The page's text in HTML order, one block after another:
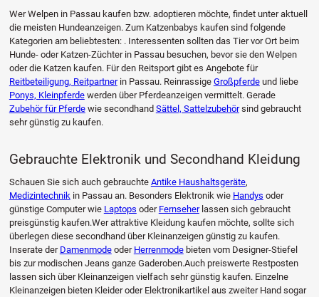
Wer Welpen in Passau kaufen bzw. adoptieren möchte, findet unter aktuell
die meisten Hundeanzeigen. Zum Katzenbabys kaufen sind folgende
Kategorien am beliebtesten: . Interessenten sollten das Tier vor Ort beim
Hunde- oder Katzen-Züchter in Passau besuchen, bevor sie den Welpen
oder die Katzen kaufen. Für den Reitsport gibt es Angebote für
Reitbeteiligung, Reitpartnerin Passau. Reinrassige Großpferdeund liebe
Ponys, Kleinpferdewerden über Pferdeanzeigen vermittelt. Gerade
Zubehör für Pferdewie secondhand Sättel, Sattelzubehörsind gebraucht
sehr günstig zu kaufen.
Gebrauchte Elektronik und Secondhand Kleidung
Schauen Sie sich auch gebrauchte Antike Haushaltsgeräte,
Medizintechnikin Passau an. Besonders Elektronik wie Handys oder
günstige Computer wie Laptops oder Fernseherlassen sich gebraucht
preisgünstig kaufen.Wer attraktive Kleidung kaufen möchte, sollte sich
überlegen diese secondhand über Kleinanzeigen günstig zu kaufen.
Inserate der Damenmodeoder Herrenmodebieten vom Designer-Stiefel
bis zur modischen Jeans ganze Gaderoben.Auch preiswerte Restposten
lassen sich über Kleinanzeigen vielfach sehr günstig kaufen. Einzelne
Kleinanzeigen bieten Kleider oder Elektronikartikel aus zweiter Hand sogar